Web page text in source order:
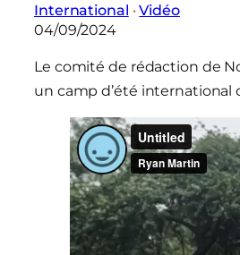
International · Vidéo
04/09/2024
Le comité de rédaction de
un camp d’été international